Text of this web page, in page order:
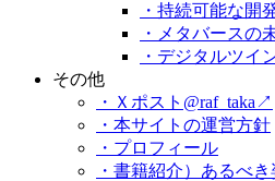
・持続可能な開
・メタバースの
・デジタルツイ
その他
・Ｘポスト@raf_taka↗
・本サイトの運営方針
・プロフィール
・書籍紹介）あるべ